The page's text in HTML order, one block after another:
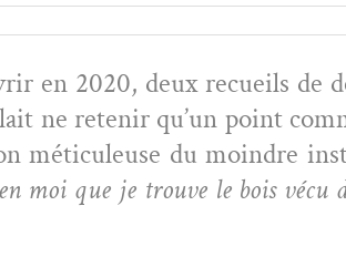
en 2020, deux recueils de
ne retenir qu’un point
métic­uleuse du moin­dre
en moi que je trou­ve le bois vécu